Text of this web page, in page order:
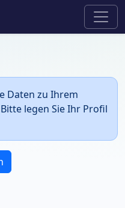
Daten zu Ihrem
legen Sie Ihr Profil